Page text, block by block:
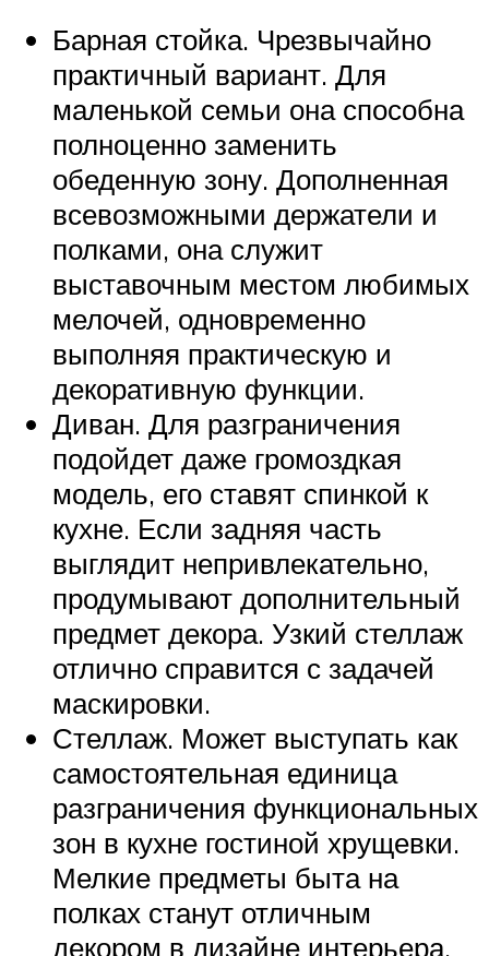
Барная стойка. Чрезвычайно
практичный вариант. Для
маленькой семьи она способна
полноценно заменить
обеденную зону. Дополненная
всевозможными держатели и
полками, она служит
выставочным местом любимых
мелочей, одновременно
выполняя практическую и
декоративную функции.
Диван. Для разграничения
подойдет даже громоздкая
модель, его ставят спинкой к
кухне. Если задняя часть
выглядит непривлекательно,
продумывают дополнительный
предмет декора. Узкий стеллаж
отлично справится с задачей
маскировки.
Стеллаж. Может выступать как
самостоятельная единица
разграничения функциональных
зон в кухне гостиной хрущевки.
Мелкие предметы быта на
полках станут отличным
декором в дизайне интерьера.